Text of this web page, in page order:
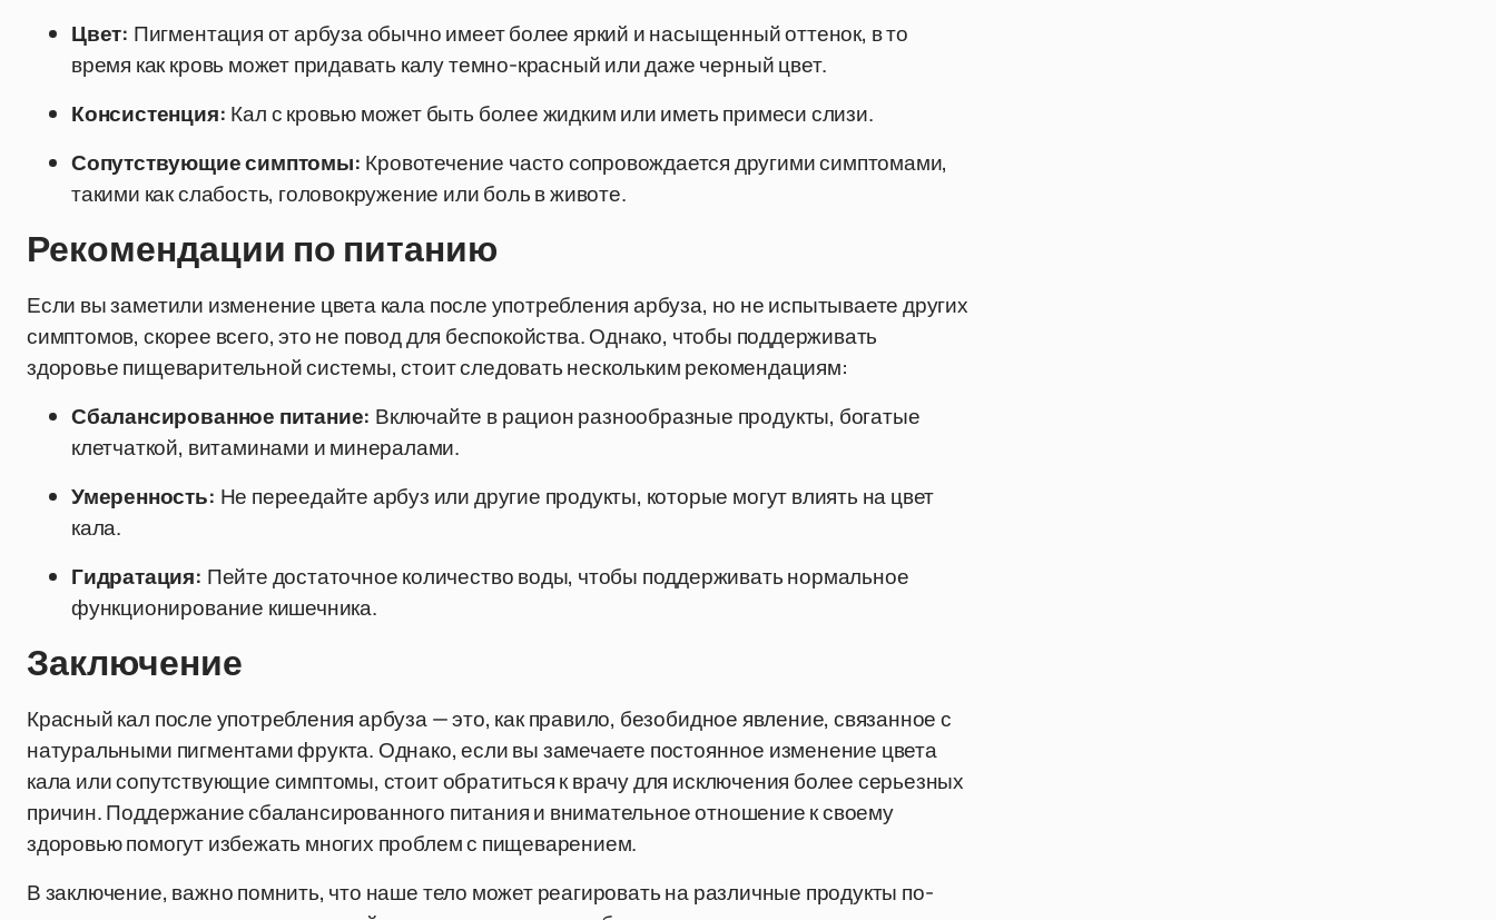
Цвет: Пигментация от арбуза обычно имеет более яркий и насыщенный оттенок, в то
время как кровь может придавать калу темно-красный или даже черный цвет.
Консистенция: Кал с кровью может быть более жидким или иметь примеси слизи.
Сопутствующие симптомы: Кровотечение часто сопровождается другими симптомами,
такими как слабость, головокружение или боль в животе.
Рекомендации по питанию
Если вы заметили изменение цвета кала после употребления арбуза, но не испытываете других
симптомов, скорее всего, это не повод для беспокойства. Однако, чтобы поддерживать
здоровье пищеварительной системы, стоит следовать нескольким рекомендациям:
Сбалансированное питание: Включайте в рацион разнообразные продукты, богатые
клетчаткой, витаминами и минералами.
Умеренность: Не переедайте арбуз или другие продукты, которые могут влиять на цвет
кала.
Гидратация: Пейте достаточное количество воды, чтобы поддерживать нормальное
функционирование кишечника.
Заключение
Красный кал после употребления арбуза — это, как правило, безобидное явление, связанное с
натуральными пигментами фрукта. Однако, если вы замечаете постоянное изменение цвета
кала или сопутствующие симптомы, стоит обратиться к врачу для исключения более серьезных
причин. Поддержание сбалансированного питания и внимательное отношение к своему
здоровью помогут избежать многих проблем с пищеварением.
В заключение, важно помнить, что наше тело может реагировать на различные продукты по-